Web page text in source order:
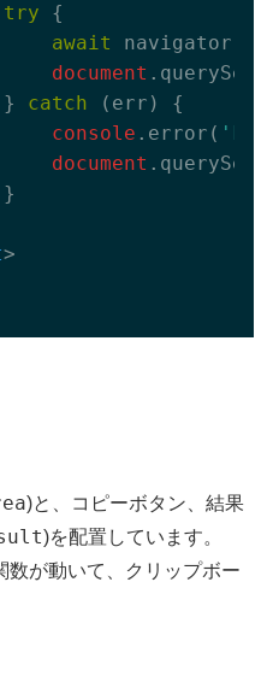
try {
await
document
}
catch (err) {
console .error(
document
>
)と、コピーボタン、結果
)を配置しています。
数が動いて、クリップボー